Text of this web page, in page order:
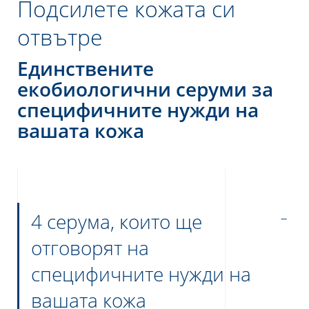
NEWSLETTER
Подсилете кожата си
отвътре
Единствените
екобиологични серуми за
специфичните нужди на
вашата кожа
4 серума, които ще
отговорят на
специфичните нужди на
вашата кожа